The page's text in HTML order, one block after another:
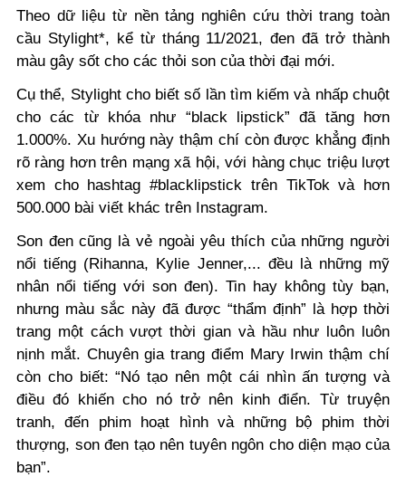
Theo dữ liệu từ nền tảng nghiên cứu thời trang toàn
cầu Stylight*, kể từ tháng 11/2021, đen đã trở thành
màu gây sốt cho các thỏi son của thời đại mới.
Cụ thể, Stylight cho biết số lần tìm kiếm và nhấp chuột
cho các từ khóa như “black lipstick” đã tăng hơn
1.000%. Xu hướng này thậm chí còn được khẳng định
rõ ràng hơn trên mạng xã hội, với hàng chục triệu lượt
xem cho hashtag #blacklipstick trên TikTok và hơn
500.000 bài viết khác trên Instagram.
Son đen cũng là vẻ ngoài yêu thích của những người
nổi tiếng (Rihanna, Kylie Jenner,... đều là những mỹ
nhân nổi tiếng với son đen). Tin hay không tùy bạn,
nhưng màu sắc này đã được “thẩm định” là hợp thời
trang một cách vượt thời gian và hầu như luôn luôn
nịnh mắt. Chuyên gia trang điểm Mary Irwin thậm chí
còn cho biết: “Nó tạo nên một cái nhìn ấn tượng và
điều đó khiến cho nó trở nên kinh điển. Từ truyện
tranh, đến phim hoạt hình và những bộ phim thời
thượng, son đen tạo nên tuyên ngôn cho diện mạo của
bạn”.